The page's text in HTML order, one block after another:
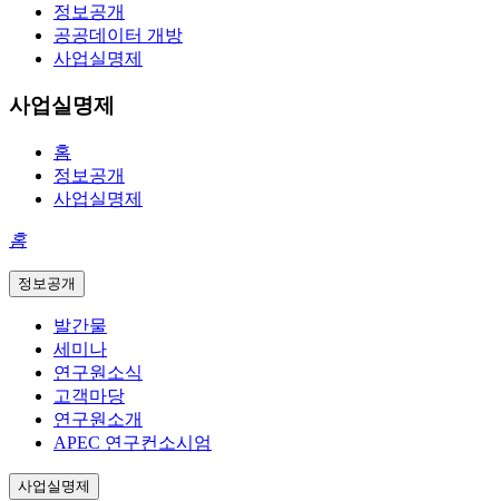
정보공개
공공데이터 개방
사업실명제
사업실명제
홈
정보공개
사업실명제
홈
정보공개
발간물
세미나
연구원소식
고객마당
연구원소개
APEC 연구컨소시엄
사업실명제